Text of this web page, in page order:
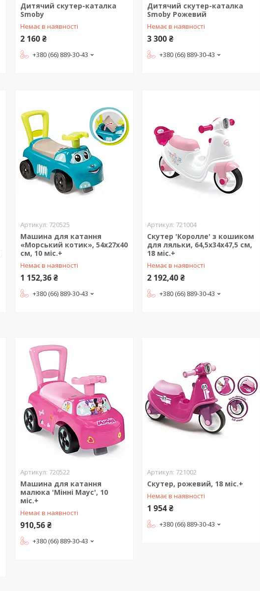
Дитячий скутер-каталка
Smoby
Немає в наявності
2 160 ₴
+380 (66) 889-30-43
Дитячий скутер-каталка
Smoby Рожевий
Немає в наявності
3 300 ₴
+380 (66) 889-30-43
720525
Машина для катання
«Морський котик», 54x27x40
см, 10 міс.+
Немає в наявності
1 152,36 ₴
+380 (66) 889-30-43
721004
Скутер 'Королле' з кошиком
для ляльки, 64,5х34х47,5 см,
18 міс.+
Немає в наявності
2 192,40 ₴
+380 (66) 889-30-43
720522
Машина для катання
малюка 'Мінні Маус', 10
міс.+
Немає в наявності
910,56 ₴
+380 (66) 889-30-43
721002
Скутер, рожевий, 18 міс.+
Немає в наявності
1 954 ₴
+380 (66) 889-30-43